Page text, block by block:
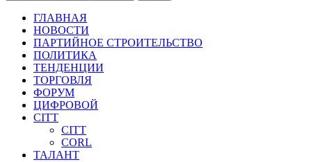
ГЛАВНАЯ
НОВОСТИ
ПАРТИЙНОЕ СТРОИТЕЛЬСТВО
ПОЛИТИКА
ТЕНДЕНЦИИ
ТОРГОВЛЯ
ФОРУМ
ЦИФРОВОЙ
CITT
CITT
CORL
ТАЛАНТ